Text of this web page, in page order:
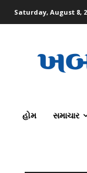
Saturday, August 8,
હોમ સમાચાર